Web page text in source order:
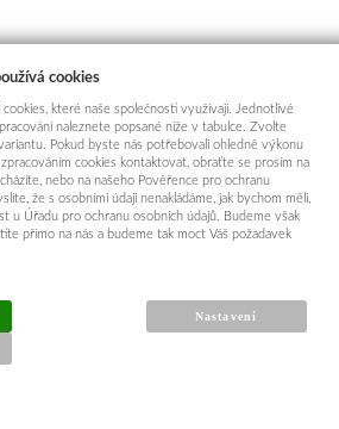
PRO KUPUJÍCÍ
cookies
které naše společnosti využívají. Jednotlivé
naleznete popsané níže v tabulce. Zvolte
Pokud byste nás potřebovali ohledně výkonu
cookies kontaktovat, obraťte se prosím na
nebo na našeho Pověřence pro ochranu
že s osobními údaji nenakládáme, jak bychom měli,
u Úřadu pro ochranu osobních údajů. Budeme však
přímo na nás a budeme tak moct Váš požadavek
Nastavení